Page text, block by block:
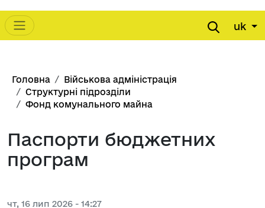
Main navigation uk
Рядок навіґації
Головна
Військова адміністрація
Структурні підрозділи
Фонд комунального майна
Паспорти бюджетних
програм
чт, 16 лип 2026 - 14:27